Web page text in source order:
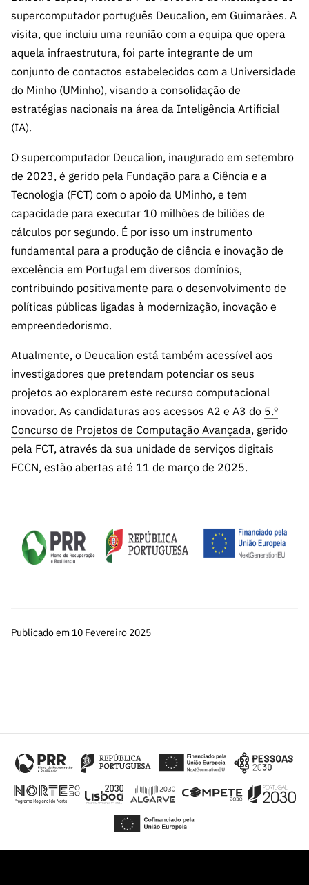
s
públicas
Manifesta
ções de
Interesse
FCCN,
serviços
Canais de
Denúncia
s
Apoios
PRR –
“Ciência +
Digital” e
“Ciência +
ão”
supercomputador português Deucalion, em Guimarães. A
visita, que incluiu uma reunião com a equipa que opera
aquela infraestrutura, foi parte integrante de um
conjunto de contactos estabelecidos com a Universidade
do Minho (UMinho), visando a consolidação de
estratégias nacionais na área da Inteligência Artificial
(IA).
O supercomputador Deucalion, inaugurado em setembro
de 2023, é gerido pela Fundação para a Ciência e a
Tecnologia (FCT) com o apoio da UMinho, e tem
capacidade para executar 10 milhões de biliões de
cálculos por segundo. É por isso um instrumento
fundamental para a produção de ciência e inovação de
excelência em Portugal em diversos domínios,
contribuindo positivamente para o desenvolvimento de
políticas públicas ligadas à modernização, inovação e
empreendedorismo.
Atualmente, o Deucalion está também acessível aos
investigadores que pretendam potenciar os seus
projetos ao explorarem este recurso computacional
inovador. As candidaturas aos acessos A2 e A3 do 5.º
Concurso de Projetos de Computação Avançada, gerido
pela FCT, através da sua unidade de serviços digitais
FCCN, estão abertas até 11 de março de 2025.
Publicado em 10 Fevereiro 2025